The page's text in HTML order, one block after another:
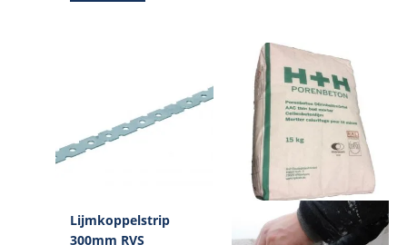
Lijmkoppelstrip
300mm RVS